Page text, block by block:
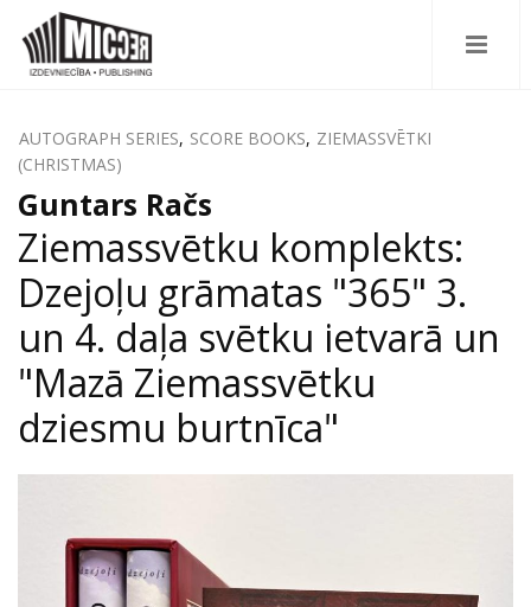
AUTOGRAPH SERIES, SCORE BOOKS, ZIEMASSVĒTKI
(CHRISTMAS)
Guntars Račs
Ziemassvētku komplekts:
Dzejoļu grāmatas "365" 3.
un 4. daļa svētku ietvarā un
"Mazā Ziemassvētku
dziesmu burtnīca"